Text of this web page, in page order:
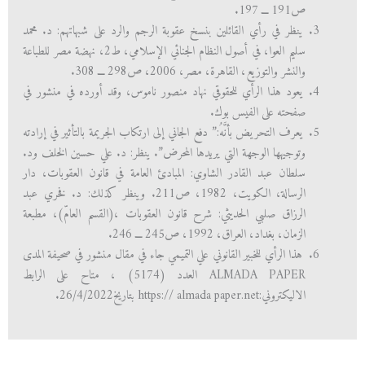
ص191 ـــ 197.
ينظر في رأي القائلين بنسخ عقوبة الرجم والرد على شبهاتهم: د. محمد
سليم العوا، في أصول النظام الجنائي الإسلامي، ط2، نهضة مصر للطباعة
والنشر والتوزيع، القاهرة، مصر، 2006، ص298 ـــ 308.
يعود هذا الرأي للحقوقي نهاد منصور ناموس، وقد أورده في منشور في
صفحته على الفيس بوك.
يعرف التحريض بأنَّهُ:” دفع الجاني إلى ارتكاب الجريمة بالتأثير في إرادته
وتوجيهها الوجهة التي يريدها المحرض”. ينظر: د. علي حسين الخلف ود.
سلطان عبد القادر الشاوي: المبادئ العامة في قانون العقوبات، دار
الرسالة، الكويت، 1982، ص211. وينظر كذلك: د. فخري عبد
الرزاق صلبي الحديثي: شرح قانون العقوبات ،(القسم العامّ)، مطبعة
الزمان، بغداد، العراق، 1992، ص245 ـــ 246.
هذا الرأي للخبير القانوني علي التميمي جاء في مقال منشور في صحيفة المدى
ALMADA PAPER العدد (5174) ، متاح على الرابط
الاليكتروني:https:// almada paper.net بتاريخ26/4/2022.